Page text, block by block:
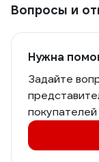
Вопросы и
Нужна
Задайте
покупателей